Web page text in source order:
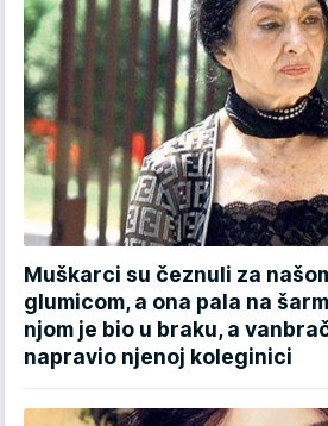
Muškarci su čeznuli za
glumicom, a ona pala na
njom je bio u braku, a
napravio njenoj koleginici